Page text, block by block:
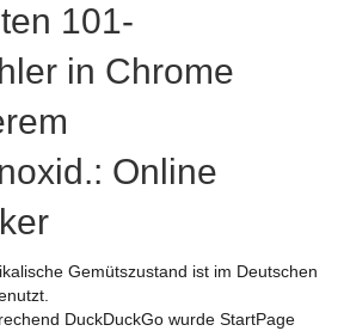
101-
in Chrome
Online
Gemütszustand ist im Deutschen
DuckDuckGo wurde StartPage